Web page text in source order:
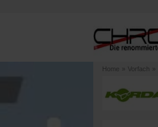
Home » Vorfach »